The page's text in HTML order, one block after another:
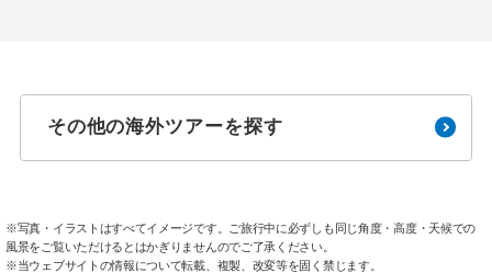
その他の海外ツアーを探す
※写真・イラストはすべてイメージです。ご旅行中に必ずしも同じ角度・高度・天候での
風景をご覧いただけるとはかぎりませんのでご了承ください。
※当ウェブサイトの情報について転載、複製、改変等を固く禁じます。